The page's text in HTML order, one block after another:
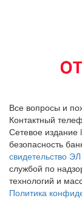
Все вопросы и
Контактный
Сетевое
безопасность
свидетельство
службой по
технологий и
Политика